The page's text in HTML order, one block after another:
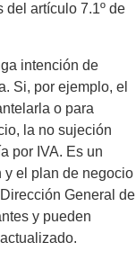
del artículo 7.1º de
intención de
Si, por ejemplo, el
o para
la no sujeción
por IVA. Es un
y el plan de negocio
General de
y pueden